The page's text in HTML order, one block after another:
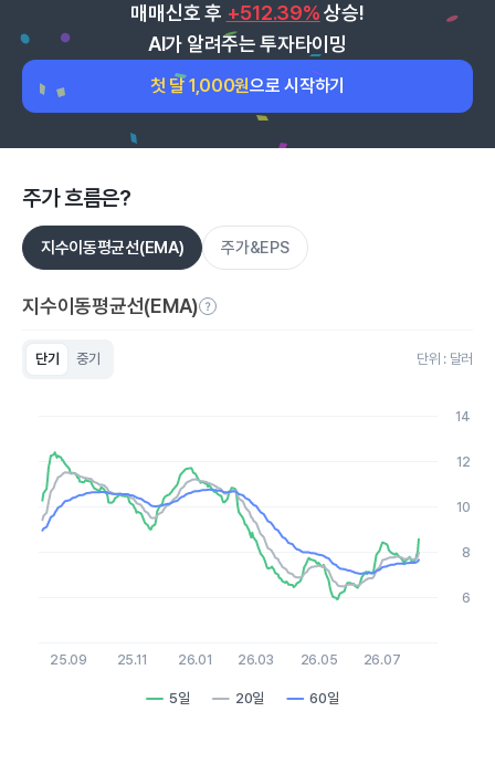
매매신호 후 +512.39% 상승!
AI가 알려주는 투자타이밍
첫 달 1,000원으로 시작하기
주가 흐름은?
지수이동평균선(EMA) 주가&EPS
지수이동평균선(EMA)
단기 중기 단위 : 달러
The chart has 1 X axis displaying Time. Data ranges from
The chart has 1 Y axis displaying values. Data ranges from 5.9
5일 20일 60일
25.09 25.11 26.01 26.03 26.05 26.07
6
8
10
12
14